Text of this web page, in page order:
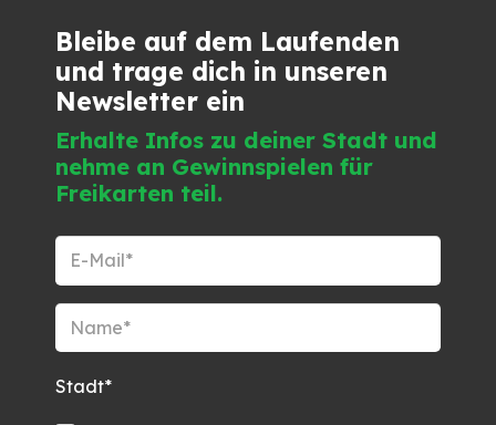
Bleibe auf dem Laufenden
und trage dich in unseren
Newsletter ein
Erhalte Infos zu deiner Stadt und
nehme an Gewinnspielen für
Freikarten teil.
Stadt*